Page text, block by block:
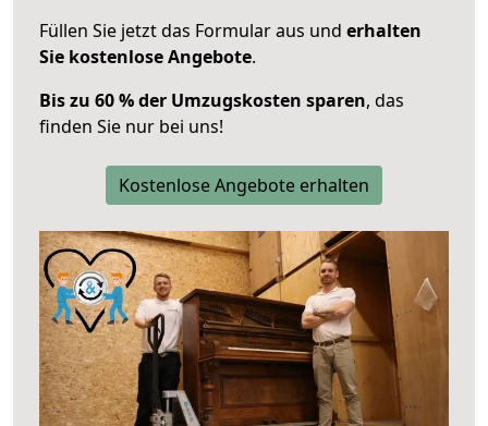
Füllen Sie jetzt das Formular aus und erhalten
Sie kostenlose Angebote.
Bis zu 60 % der Umzugskosten sparen, das
finden Sie nur bei uns!
Kostenlose Angebote erhalten